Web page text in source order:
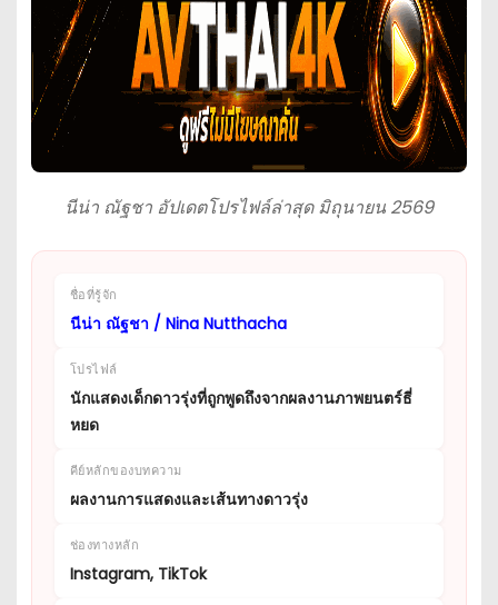
นีน่า ณัฐชา อัปเดตโปรไฟล์ล่าสุด มิถุนายน 2569
ชื่อที่รู้จัก
นีน่า ณัฐชา / Nina Nutthacha
โปรไฟล์
นักแสดงเด็กดาวรุ่งที่ถูกพูดถึงจากผลงานภาพยนตร์ธี่
หยด
คีย์หลักของบทความ
ผลงานการแสดงและเส้นทางดาวรุ่ง
ช่องทางหลัก
Instagram, TikTok